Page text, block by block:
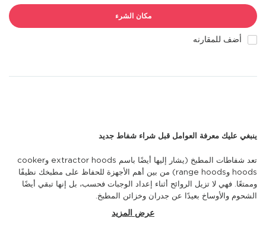
مكان الشرء
أضف للمقارنه
ينبغي عليك معرفة العوامل قبل شراء شفاط جديد
تعد شفاطات المطبخ (يشار إليها أيضًا باسم extractor hoods وcooker
hoods وrange hoods) من بين أهم الأجهزة للحفاظ على مطبخك نظيفًا
وممتعًا. فهي لا تزيل الروائح أثناء إعداد الوجبات فحسب، بل إنها تبقي أيضًا
الشحوم والأوساخ بعيدًا عن جدران وخزائن المطبخ.
عند البحث عن شفاط جديد، يجب أن تأخذي في الاعتبار بعض الجوانب التالية:
الحجم (الأبعاد) والنوع ومستوى الضوضاء.
عرض المزيد